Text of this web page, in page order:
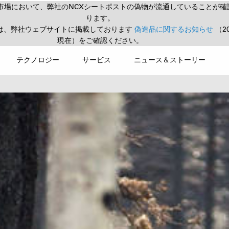
場において、弊社のNCXシートポストの偽物が流通していることが
ります。
、弊社ウェブサイトに掲載しております 偽造品に関するお知らせ
（
現在）をご確認ください。
テクノロジー サービス ニュース＆ストーリー